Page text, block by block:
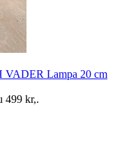
Lampa 20 cm
499 kr,.